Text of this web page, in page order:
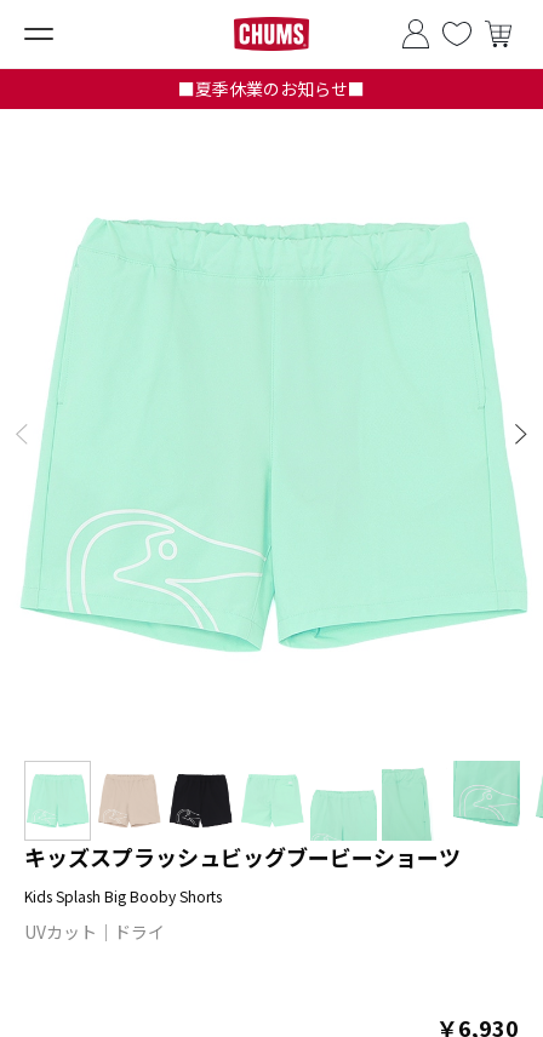
■夏季休業のお知らせ■
キッズスプラッシュビッグブービーショーツ
Kids Splash Big Booby Shorts
UVカット ドライ
￥6,930